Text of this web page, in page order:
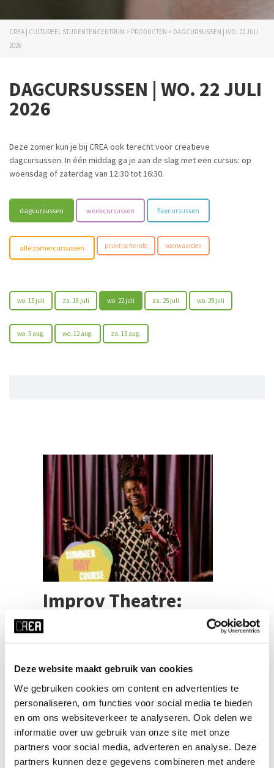
Deze website maakt gebruik van cookies
We gebruiken cookies om content en advertenties te
personaliseren, om functies voor social media te bieden
en om ons websiteverkeer te analyseren. Ook delen we
informatie over uw gebruik van onze site met onze
partners voor social media, adverteren en analyse. Deze
partners kunnen deze gegevens combineren met andere
CREA | CULTUREEL STUDENTENCENTRUM > PRODUCTEN > DAGCURSUSSEN | WO. 22 JULI
2026
DAGCURSUSSEN | WO. 22 JULI
2026
Deze zomer kun je bij CREA ook terecht voor creatieve
dagcursussen. In één middag ga je aan de slag met een cursus: op
woensdag of zaterdag van 12:30 tot 16:30.
dagcursussen weekcursussen flexcursussen
alle zomercursussen praktische info voorwaarden
wo. 15 juli za. 18 juli wo. 22 juli za. 25 juli wo. 29 juli
wo. 5 aug. wo. 12 aug. za. 15 aug.
Improv Theatre:
Hosting & Audience
Interaction
Marco Meurs
Let op: deze cursus wordt in het Engels gegeven.
Please note: For day courses, registrations close
at 12:00 four days before the start of the course.